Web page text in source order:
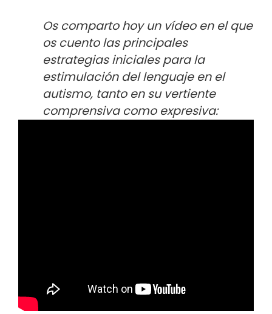
Os comparto hoy un vídeo en el que
os cuento las principales
estrategias iniciales para la
estimulación del lenguaje en el
autismo, tanto en su vertiente
comprensiva como expresiva: